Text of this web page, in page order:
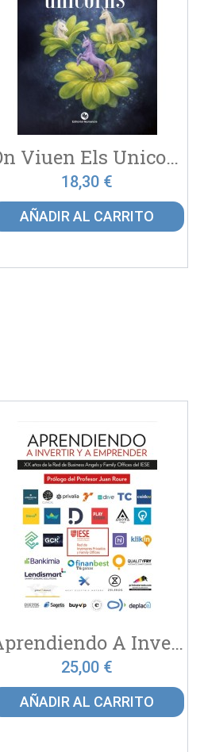
On Viuen Els Unicorns
18,30 €
AÑADIR AL CARRITO
Aprendiendo A Invertir Y A...
25,00 €
AÑADIR AL CARRITO